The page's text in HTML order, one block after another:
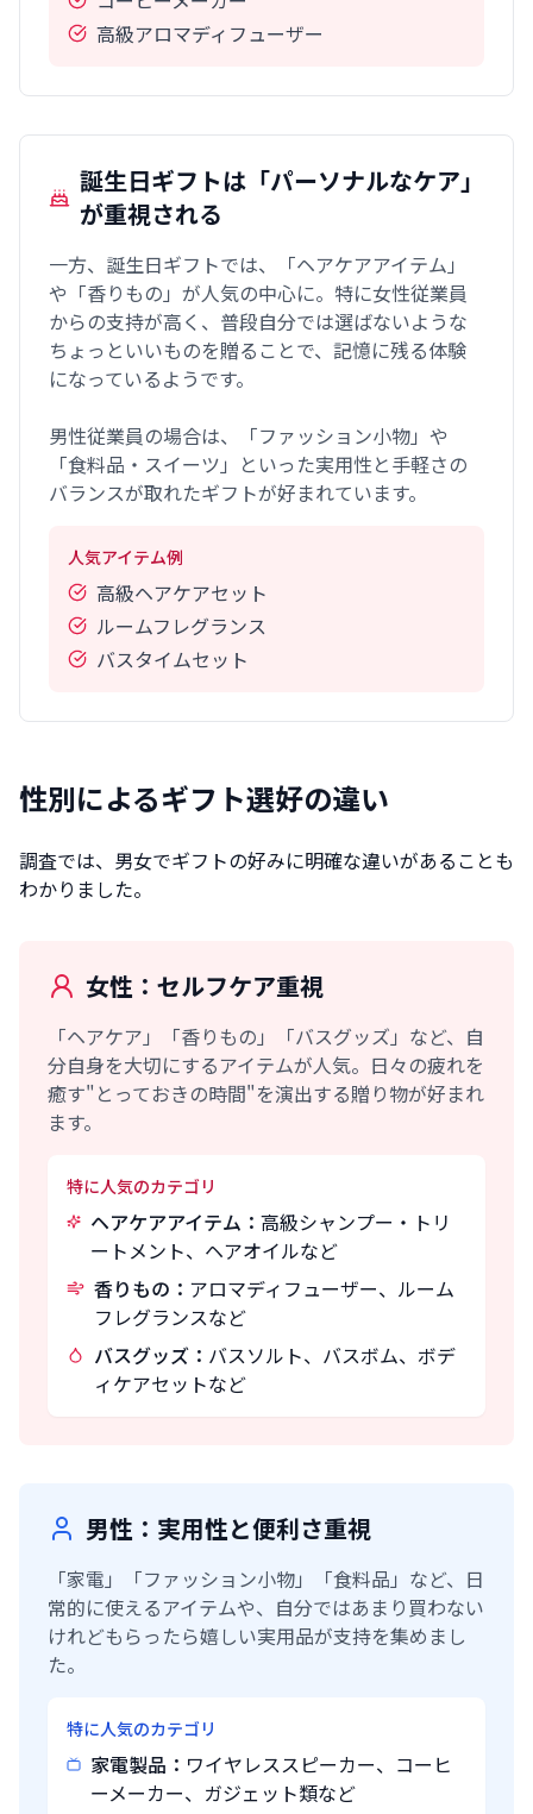
高級アロマディフューザー
誕生日ギフトは「パーソナルなケア」
が重視される
一方、誕生日ギフトでは、「ヘアケアアイテム」
や「香りもの」が人気の中心に。特に女性従業員
からの支持が高く、普段自分では選ばないような
ちょっといいものを贈ることで、記憶に残る体験
になっているようです。
男性従業員の場合は、「ファッション小物」や
「食料品・スイーツ」といった実用性と手軽さの
バランスが取れたギフトが好まれています。
人気アイテム例
高級ヘアケアセット
ルームフレグランス
バスタイムセット
性別によるギフト選好の違い
調査では、男女でギフトの好みに明確な違いがあることも
わかりました。
女性：セルフケア重視
「ヘアケア」「香りもの」「バスグッズ」など、自
分自身を大切にするアイテムが人気。日々の疲れを
癒す"とっておきの時間"を演出する贈り物が好まれ
ます。
特に人気のカテゴリ
ヘアケアアイテム：高級シャンプー・トリ
ートメント、ヘアオイルなど
香りもの： アロマディフューザー、ルーム
フレグランスなど
バスグッズ： バスソルト、バスボム、ボデ
ィケアセットなど
男性：実用性と便利さ重視
「家電」「ファッション小物」「食料品」など、日
常的に使えるアイテムや、自分ではあまり買わない
けれどもらったら嬉しい実用品が支持を集めまし
た。
特に人気のカテゴリ
家電製品： ワイヤレススピーカー、コーヒ
ーメーカー、ガジェット類など